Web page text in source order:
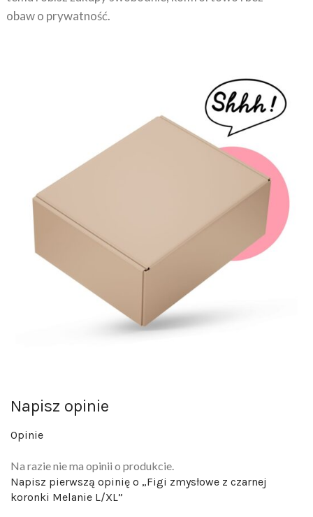
obaw o prywatność.
Napisz opinie
Opinie
Na razie nie ma opinii o produkcie.
Napisz pierwszą opinię o „Figi zmysłowe z czarnej
koronki Melanie L/XL”